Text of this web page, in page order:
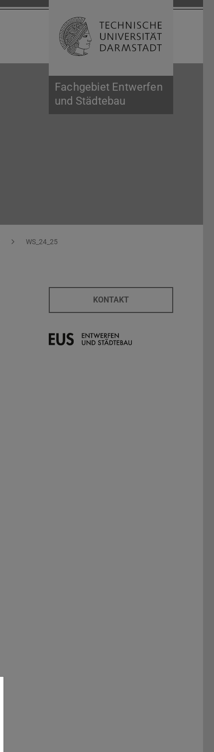
Fachgebiet Entwerfen
und Städtebau
Suche öffnen
WS_24_25
KONTAKT